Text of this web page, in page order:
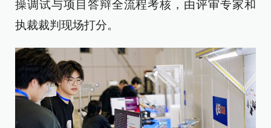
操调试与项目答辩全流程考核，由评审专家和
执裁裁判现场打分。